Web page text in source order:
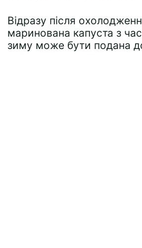
Відразу після
маринована капуста з
зиму може бути подана